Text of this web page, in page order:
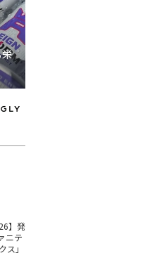
】発
ニテ
ス」